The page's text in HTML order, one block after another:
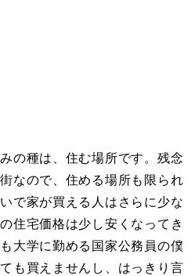
の種は、住む場所です。残念
なので、住める場所も限られ
で家が買える人はさらに少な
住宅価格は少し安くなってき
大学に勤める国家公務員の僕
も買えませんし、はっきり言